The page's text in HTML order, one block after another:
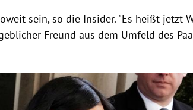
sein, so die Insider. "Es heißt jetzt
Freund aus dem Umfeld des
schließen